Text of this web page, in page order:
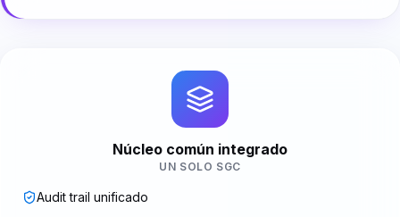
Núcleo común integrado
UN SOLO SGC
Audit trail unificado